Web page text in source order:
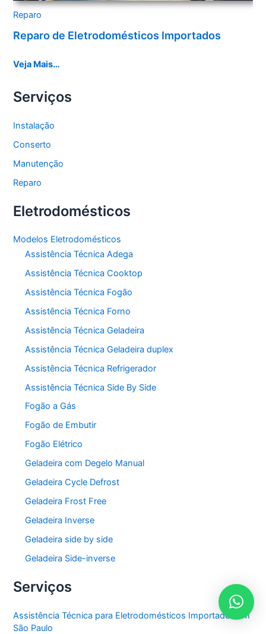
Reparo
Reparo de Eletrodomésticos Importados
Veja Mais…
Serviços
Instalação
Conserto
Manutenção
Reparo
Eletrodomésticos
Modelos Eletrodomésticos
Assistência Técnica Adega
Assistência Técnica Cooktop
Assistência Técnica Fogão
Assistência Técnica Forno
Assistência Técnica Geladeira
Assistência Técnica Geladeira duplex
Assistência Técnica Refrigerador
Assistência Técnica Side By Side
Fogão a Gás
Fogão de Embutir
Fogão Elétrico
Geladeira com Degelo Manual
Geladeira Cycle Defrost
Geladeira Frost Free
Geladeira Inverse
Geladeira side by side
Geladeira Side-inverse
Serviços
Assistência Técnica para Eletrodomésticos Importados em
São Paulo